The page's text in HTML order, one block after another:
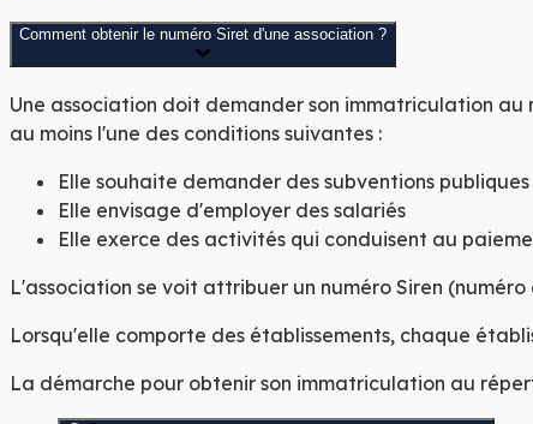
Comment obtenir le numéro Siret d'une association ?
Une association doit demander son immatriculation
au moins l'une des conditions suivantes :
Elle souhaite demander des subventions publiques
Elle envisage d'employer des salariés
Elle exerce des activités qui conduisent au
L'association se voit attribuer un numéro Siren (numéro
Lorsqu'elle comporte des établissements, chaque
La démarche pour obtenir son immatriculation au